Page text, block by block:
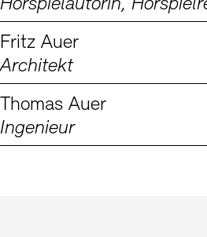
Nachhaltigkeit
Digitale Sammlungen Exil-Archive
Fritz Auer
Architekt
Thomas Auer
Ingenieur